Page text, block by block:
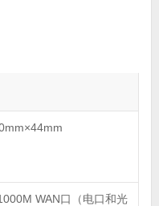
WAN口（电口和光